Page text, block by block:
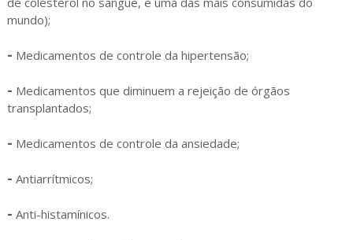
mundo);
- Medicamentos de controle da hipertensão;
- Medicamentos que diminuem a rejeição de órgãos
transplantados;
- Medicamentos de controle da ansiedade;
- Antiarrítmicos;
- Anti-histamínicos.